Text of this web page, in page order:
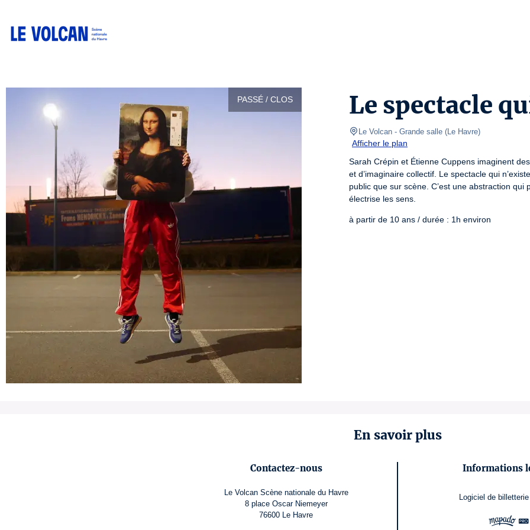
PASSÉ / CLOS Le spectacle
Le Volcan - Grande salle (Le Havre)
Afficher le plan
Sarah Crépin et Étienne Cuppens imaginent
et d’imaginaire collectif. Le spectacle qui
public que sur scène. C’est une abstraction
électrise les sens.
à partir de 10 ans / durée : 1h environ
En savoir plus
Contactez-nous
Le Volcan Scène nationale du Havre
8 place Oscar Niemeyer
76600 Le Havre
Informations
Logiciel de billetterie